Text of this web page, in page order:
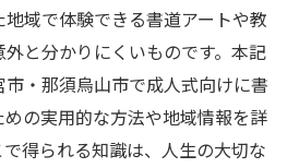
域で体験できる書道アートや教
と分かりにくいものです。本記
・那須烏山市で成人式向けに書
の実用的な方法や地域情報を詳
得られる知識は、人生の大切な